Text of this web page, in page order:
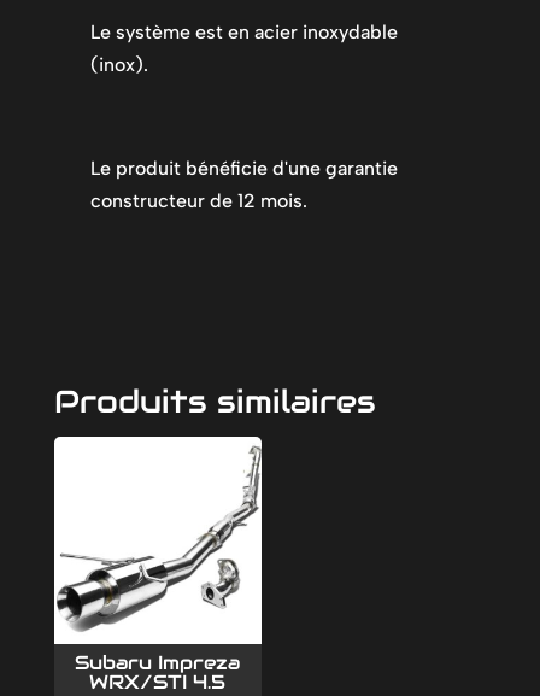
Le système est en acier inoxydable
(inox).
Le produit bénéficie d'une garantie
constructeur de 12 mois.
Produits similaires
Subaru Impreza
WRX/STI 4.5